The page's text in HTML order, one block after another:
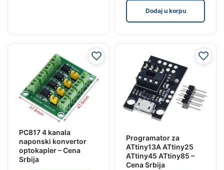
Dodaj u korpu
PC817 4 kanala
naponski konvertor
optokapler – Cena
Srbija
Programator za
ATtiny13A ATtiny25
ATtiny45 ATtiny85 –
Cena Srbija